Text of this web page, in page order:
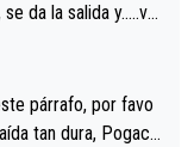
da la salida y…..ve
momentos tan
párrafo, por favo
tan dura, Pogaca